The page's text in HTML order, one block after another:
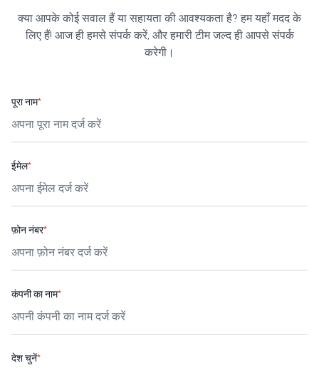
क्या आपके कोई सवाल हैं या सहायता की आवश्यकता है? हम यहाँ मदद के
लिए हैं! आज ही हमसे संपर्क करें, और हमारी टीम जल्द ही आपसे संपर्क
करेगी।
पूरा नाम*
ईमेल*
फ़ोन नंबर*
कंपनी का नाम*
देश चुनें*